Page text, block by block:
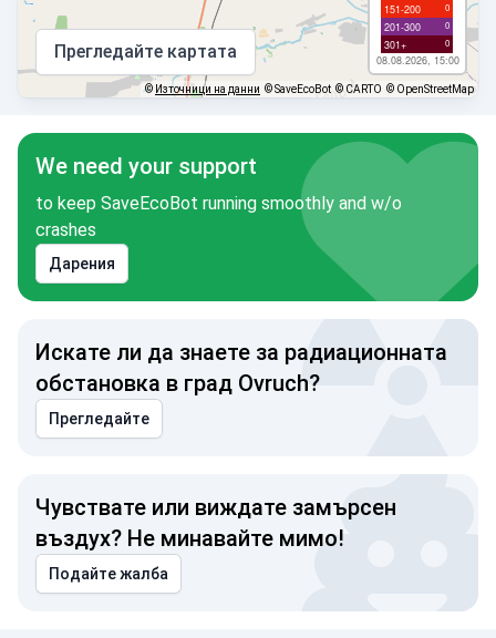
151-200 0
201-300 0
301+ 0
08.08.2026, 15:00
Прегледайте картата
© Източници на данни © SaveEcoBot © CARTO © OpenStreetMap
We need your support
to keep SaveEcoBot running smoothly and w/o
crashes
Дарения
Искате ли да знаете за радиационната
обстановка в град Ovruch?
Прегледайте
Чувствате или виждате замърсен
въздух? Не минавайте мимо!
Подайте жалба